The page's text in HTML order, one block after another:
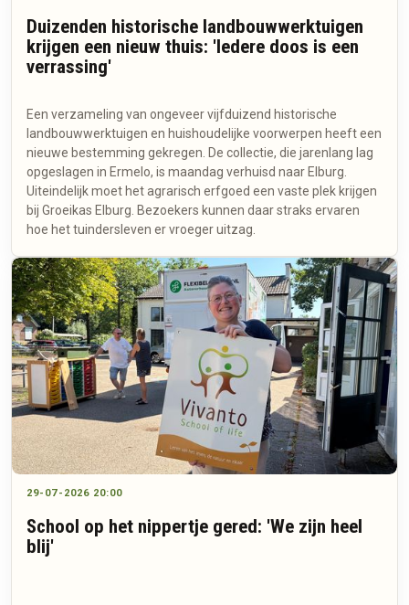
Duizenden historische landbouwwerktuigen
krijgen een nieuw thuis: 'Iedere doos is een
verrassing'
Een verzameling van ongeveer vijfduizend historische
landbouwwerktuigen en huishoudelijke voorwerpen heeft een
nieuwe bestemming gekregen. De collectie, die jarenlang lag
opgeslagen in Ermelo, is maandag verhuisd naar Elburg.
Uiteindelijk moet het agrarisch erfgoed een vaste plek krijgen
bij Groeikas Elburg. Bezoekers kunnen daar straks ervaren
hoe het tuindersleven er vroeger uitzag.
29-07-2026 20:00
School op het nippertje gered: 'We zijn heel
blij'